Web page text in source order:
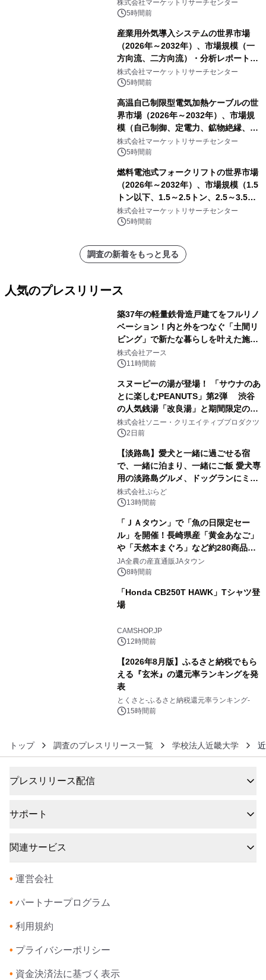
株式会社マーケットリサーチセンター
5時間前
産業用外気導入システムの世界市場
（2026年～2032年）、市場規模（一
方向流、二方向流）・分析レポートを
発表
株式会社マーケットリサーチセンター
5時間前
高温自己制限型電気加熱ケーブルの世
界市場（2026年～2032年）、市場規
模（自己制御、定電力、鉱物絶縁、表
皮効果）・分析レポートを発表
株式会社マーケットリサーチセンター
5時間前
燃料電池式フォークリフトの世界市場
（2026年～2032年）、市場規模（1.5
トン以下、1.5～2.5トン、2.5～3.5ト
ン、3.5～5.0トン、その他）・分析レ
ポートを発表
株式会社マーケットリサーチセンター
5時間前
調査の新着をもっと見る
人気のプレスリリース
築37年の軽量鉄骨造戸建てをフルリノ
ベーション！内と外をつなぐ「土間リ
ビング」で新たな暮らしを叶えた施工
事例を株式会社アースが公開
株式会社アース
11時間前
スヌーピーの湯が登場！ 「サウナのあ
とに楽しむPEANUTS」第2弾 渋谷
の人気銭湯「改良湯」と期間限定のコ
ラボレーション サウナイキタイコラ
ボグッズも発売決定！
株式会社ソニー・クリエイティブプロダクツ
2日前
【淡路島】愛犬と一緒に過ごせる宿
で、一緒に泊まり、一緒にご飯 愛犬専
用の淡路島グルメ、ドッグランにミニ
プール グランピングとトレーラーハウ
スの2施設で
株式会社ぷらど
13時間前
「ＪＡタウン」で「魚の日限定セー
ル」を開催！長崎県産「黄金あなご」
や「天然本まぐろ」など約280商品を
販売！～毎月１０日の定例企画～
JA全農の産直通販JAタウン
8時間前
「Honda CB250T HAWK」Tシャツ登
場
CAMSHOP.JP
12時間前
【2026年8月版】ふるさと納税でもら
える『玄米』の還元率ランキングを発
表
とくさと-ふるさと納税還元率ランキング-
15時間前
トップ 調査のプレスリリース一覧 学校法人近畿大学
プレスリリース配信
サポート
関連サービス
• 運営会社
• パートナープログラム
• 利用規約
• プライバシーポリシー
• 資金決済法に基づく表示